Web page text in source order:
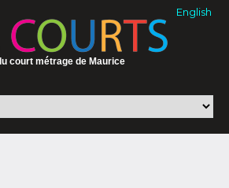
English
court métrage de Maurice